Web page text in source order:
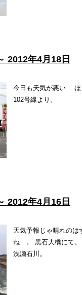
2012年4月18日
今日も天気が悪い… ほ
102号線より。
2012年4月16日
天気予報じゃ晴れのは
ね…。 黒石大橋にて。
浅瀬石川。